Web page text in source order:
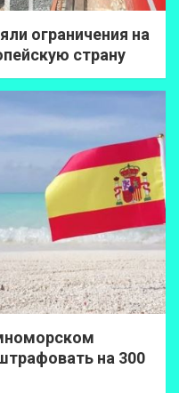
ограничения на
страну
на 300